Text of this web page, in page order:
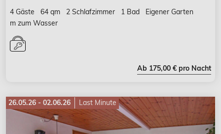
4 Gäste 64 qm 2 Schlafzimmer 1 Bad
Eigener Garten
m zum Wasser
Ab 175,00 € pro Nacht
26.05.26 - 02.06.26 Last Minute